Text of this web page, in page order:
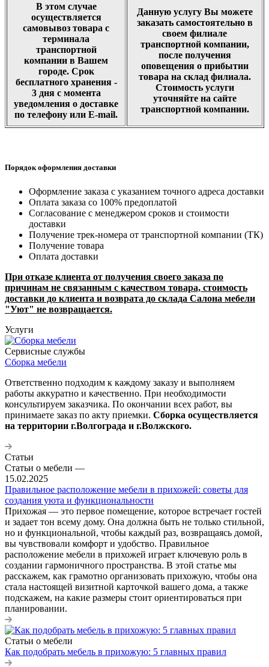
В этом случае
осуществляется
самовывоз товара с
терминала
транспортной
компании в Вашем
городе. Срок
бесплатного хранения -
3 дня с момента
уведомления о доставке
по телефону или E-mail.
Данную услугу Вы можете
заказать самостоятельно в
своем филиале
транспортной компании,
после получения
оповещения о прибытии
товара на склад филиала.
Стоимость услуги
уточняйте на сайте
транспортной компании.
Порядок оформления доставки
Оформление заказа с указанием точного адреса доставки
Оплата заказа со 100% предоплатой
Согласование с менеджером сроков и стоимости
доставки
Получение трек-номера от транспортной компании (ТК)
Получение товара
Оплата доставки
При отказе клиента от получения своего заказа по
причинам не связанным с качеством товара, стоимость
доставки до клиента и возврата до склада Салона мебели
"Уют" не возвращается.
Услуги
Сервисные службы
Сборка мебели
Ответственно подходим к каждому заказу и выполняем
работы аккуратно и качественно. При необходимости
консультируем заказчика. По окончании всех работ, вы
принимаете заказ по акту приемки. Сборка осуществляется
на территории г.Волгограда и г.Волжского.
Статьи
Статьи о мебели —
15.02.2025
Правильное расположение мебели в прихожей: советы для
создания уюта и функциональности
Прихожая — это первое помещение, которое встречает гостей
и задает тон всему дому. Она должна быть не только стильной,
но и функциональной, чтобы каждый раз, возвращаясь домой,
вы чувствовали комфорт и удобство. Правильное
расположение мебели в прихожей играет ключевую роль в
создании гармоничного пространства. В этой статье мы
расскажем, как грамотно организовать прихожую, чтобы она
стала настоящей визитной карточкой вашего дома, а также
подскажем, на какие размеры стоит ориентироваться при
планировании.
Статьи о мебели
Как подобрать мебель в прихожую: 5 главных правил